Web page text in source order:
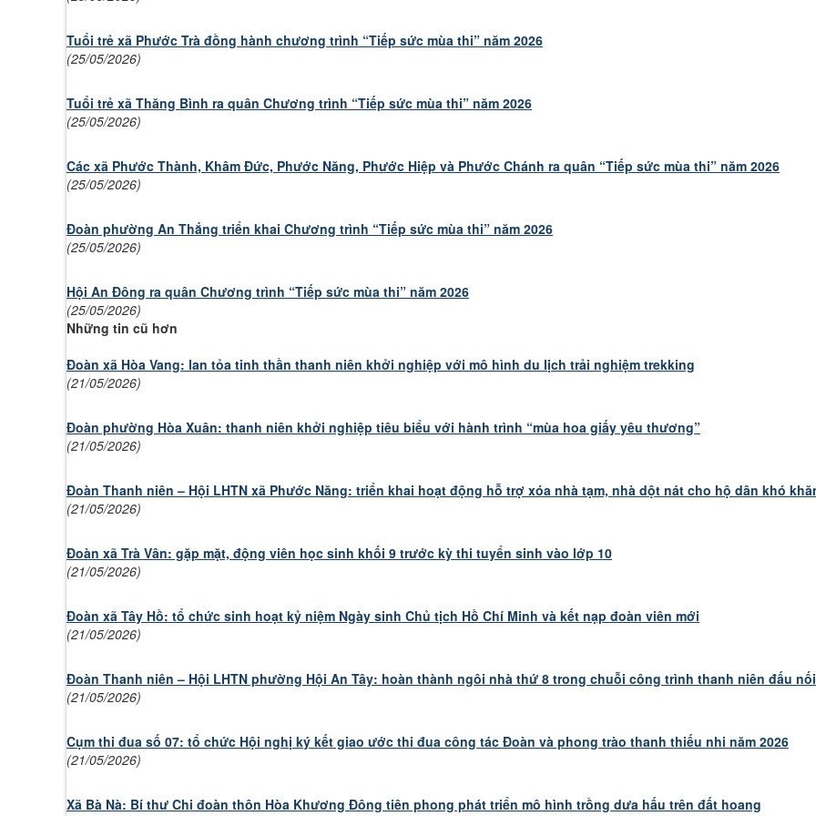
Tuổi trẻ xã Phước Trà đồng hành chương trình “Tiếp sức mùa thi” năm 2026
(25/05/2026)
Tuổi trẻ xã Thăng Bình ra quân Chương trình “Tiếp sức mùa thi” năm 2026
(25/05/2026)
Các xã Phước Thành, Khâm Đức, Phước Năng, Phước Hiệp và Phước Chánh ra quân “Tiếp sức mùa thi” năm 2026
(25/05/2026)
Đoàn phường An Thắng triển khai Chương trình “Tiếp sức mùa thi” năm 2026
(25/05/2026)
Hội An Đông ra quân Chương trình “Tiếp sức mùa thi” năm 2026
(25/05/2026)
Những tin cũ hơn
Đoàn xã Hòa Vang: lan tỏa tinh thần thanh niên khởi nghiệp với mô hình du lịch trải nghiệm trekking
(21/05/2026)
Đoàn phường Hòa Xuân: thanh niên khởi nghiệp tiêu biểu với hành trình “mùa hoa giấy yêu thương”
(21/05/2026)
Đoàn Thanh niên – Hội LHTN xã Phước Năng: triển khai hoạt động hỗ trợ xóa nhà tạm, nhà dột nát cho hộ dân khó
(21/05/2026)
Đoàn xã Trà Vân: gặp mặt, động viên học sinh khối 9 trước kỳ thi tuyển sinh vào lớp 10
(21/05/2026)
Đoàn xã Tây Hồ: tổ chức sinh hoạt kỷ niệm Ngày sinh Chủ tịch Hồ Chí Minh và kết nạp đoàn viên mới
(21/05/2026)
Đoàn Thanh niên – Hội LHTN phường Hội An Tây: hoàn thành ngôi nhà thứ 8 trong chuỗi công trình thanh niên đấu
(21/05/2026)
Cụm thi đua số 07: tổ chức Hội nghị ký kết giao ước thi đua công tác Đoàn và phong trào thanh thiếu nhi năm 2026
(21/05/2026)
Xã Bà Nà: Bí thư Chi đoàn thôn Hòa Khương Đông tiên phong phát triển mô hình trồng dưa hấu trên đất hoang